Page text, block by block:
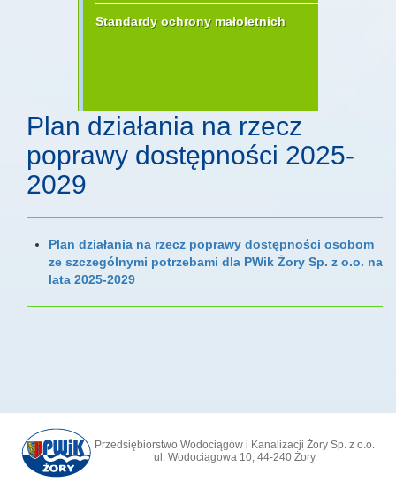
Standardy ochrony małoletnich
Plan działania na rzecz
poprawy dostępności 2025-
2029
Plan działania na rzecz poprawy dostępności osobom
ze szczególnymi potrzebami dla PWik Żory Sp. z o.o. na
lata 2025-2029
Przedsiębiorstwo Wodociągów i Kanalizacji Żory Sp. z o.o.
ul. Wodociągowa 10; 44-240 Żory